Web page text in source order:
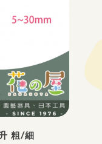
粗/細